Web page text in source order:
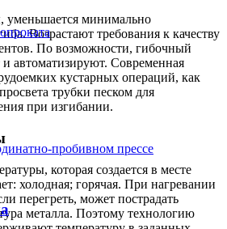
пробивном прессе
уменьшается минимально
Возрастают требования к качеству
По возможности, гибочный
автоматизируют. Современная
кустарных операций, как
трубки песком для
при изгибании.
которая создается в месте
холодная; горячая. При нагревании
перегреть, может пострадать
металла. Поэтому технологию